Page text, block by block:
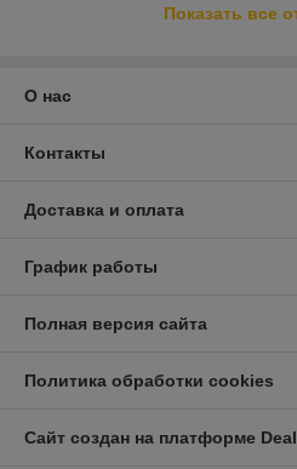
Показать все
О нас
Контакты
Доставка и оплата
График работы
Полная версия сайта
Политика обработки cookies
Сайт создан на платформе